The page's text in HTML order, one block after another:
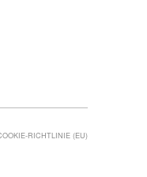
RICHTLINIE (EU)